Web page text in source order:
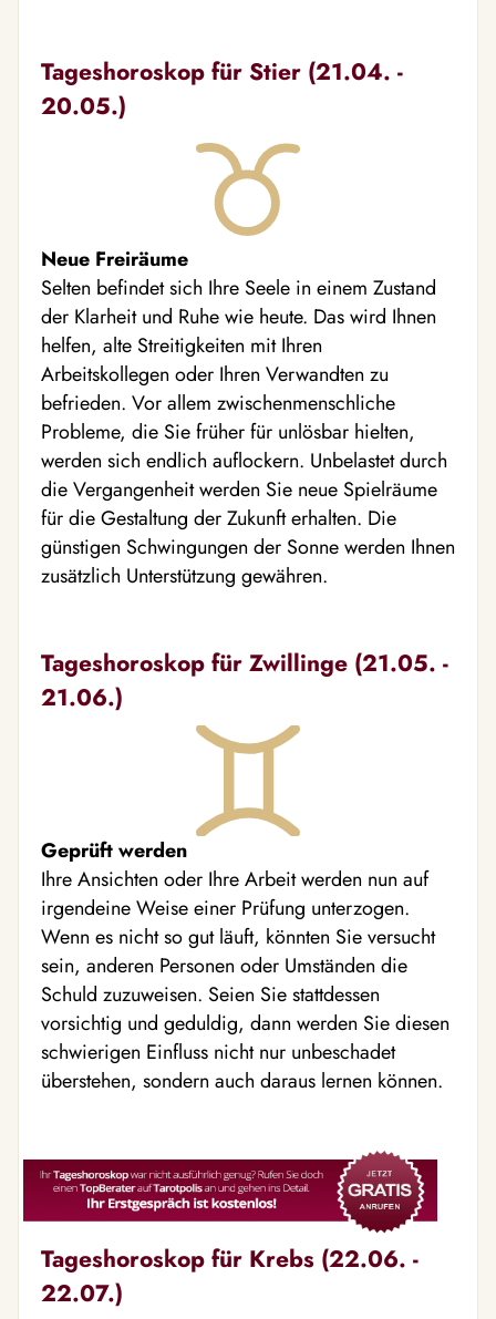
Tageshoroskop für Stier (21.04. -
20.05.)
Neue Freiräume
Selten befindet sich Ihre Seele in einem Zustand
der Klarheit und Ruhe wie heute. Das wird Ihnen
helfen, alte Streitigkeiten mit Ihren
Arbeitskollegen oder Ihren Verwandten zu
befrieden. Vor allem zwischenmenschliche
Probleme, die Sie früher für unlösbar hielten,
werden sich endlich auflockern. Unbelastet durch
die Vergangenheit werden Sie neue Spielräume
für die Gestaltung der Zukunft erhalten. Die
günstigen Schwingungen der Sonne werden Ihnen
zusätzlich Unterstützung gewähren.
Tageshoroskop für Zwillinge (21.05. -
21.06.)
Geprüft werden
Ihre Ansichten oder Ihre Arbeit werden nun auf
irgendeine Weise einer Prüfung unterzogen.
Wenn es nicht so gut läuft, könnten Sie versucht
sein, anderen Personen oder Umständen die
Schuld zuzuweisen. Seien Sie stattdessen
vorsichtig und geduldig, dann werden Sie diesen
schwierigen Einfluss nicht nur unbeschadet
überstehen, sondern auch daraus lernen können.
Tageshoroskop für Krebs (22.06. -
22.07.)